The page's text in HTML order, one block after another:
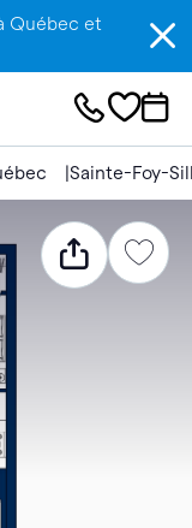
Québec et
Sainte-Foy-